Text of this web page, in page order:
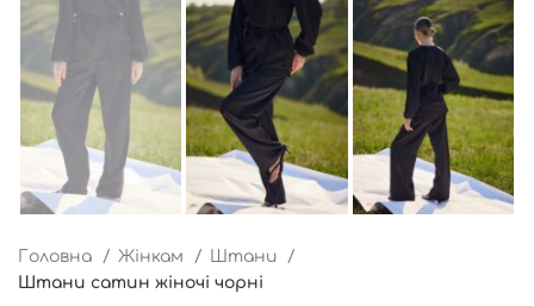
Головна Жінкам
Штани
Штани сатин жіночі чорні